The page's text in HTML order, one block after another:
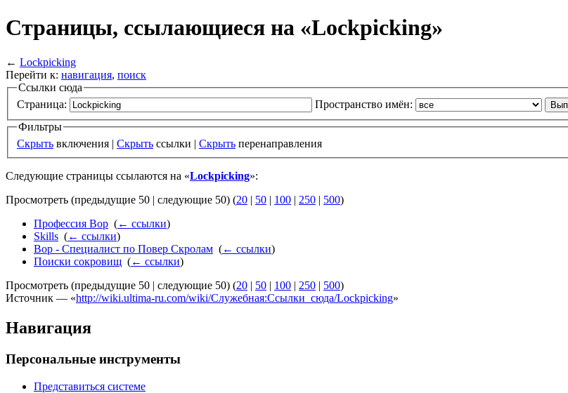
Страницы, ссылающиеся на «Lockpicking»
← Lockpicking
Перейти к: навигация, поиск
Ссылки сюда
Страница:
Пространство имён:
Фильтры
Скрыть включения | Скрыть ссылки | Скрыть перенаправления
Следующие страницы ссылаются на «Lockpicking»:
Просмотреть (предыдущие 50 | следующие 50) (20 | 50 | 100 | 250 | 500)
Профессия Вор (← ссылки)
Skills (← ссылки)
Вор - Специалист по Повер Скролам (← ссылки)
Поиски сокровищ (← ссылки)
Просмотреть (предыдущие 50 | следующие 50) (20 | 50 | 100 | 250 | 500)
Источник — «http://wiki.ultima-ru.com/wiki/Служебная:Ссылки_сюда/Lockpicking»
Навигация
Персональные инструменты
Представиться системе